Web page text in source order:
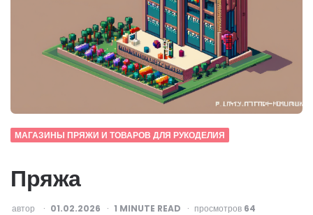
МАГАЗИНЫ ПРЯЖИ И ТОВАРОВ ДЛЯ РУКОДЕЛИЯ
Пряжа
ОПУБЛИКОВАНО
автор 01.02.2026 1 MINUTE READ просмотров 64